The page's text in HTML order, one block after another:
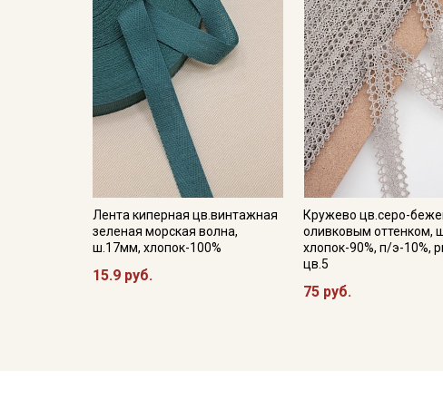
Лента киперная цв.винтажная
зеленая морская волна,
ш.17мм, хлопок-100%
15.9 руб.
Кружево цв.серо-
оливковым оттенком,
хлопок-90%, п/э-10%,
цв.5
75 руб.